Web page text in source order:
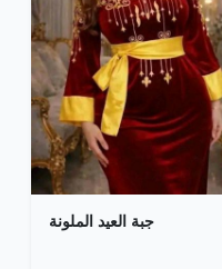
جبة العيد الملونة